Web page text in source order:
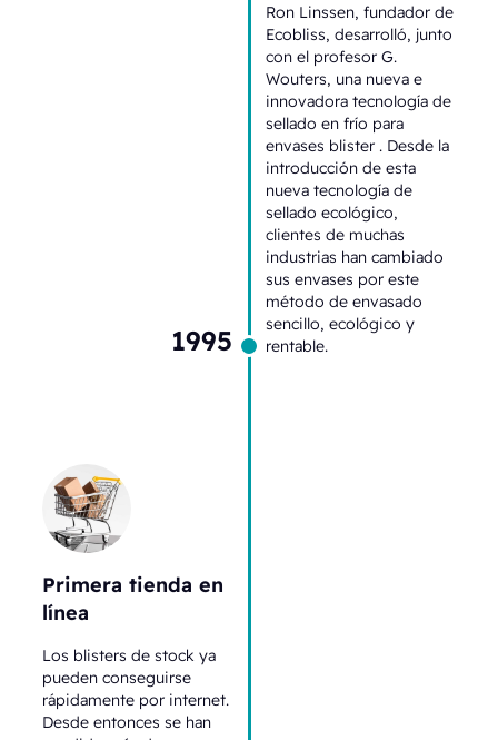
1995
Ron Linssen, fundador de
Ecobliss, desarrolló, junto
con el profesor G.
Wouters, una nueva e
innovadora tecnología de
sellado en frío para
envases blister . Desde la
introducción de esta
nueva tecnología de
sellado ecológico,
clientes de muchas
industrias han cambiado
sus envases por este
método de envasado
sencillo, ecológico y
rentable.
Primera tienda en
línea
Los blisters de stock ya
pueden conseguirse
rápidamente por internet.
Desde entonces se han